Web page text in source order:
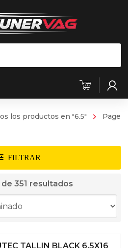
los productos en "6.5"
Page
351 resultados
TALLIN BLACK 6.5X16